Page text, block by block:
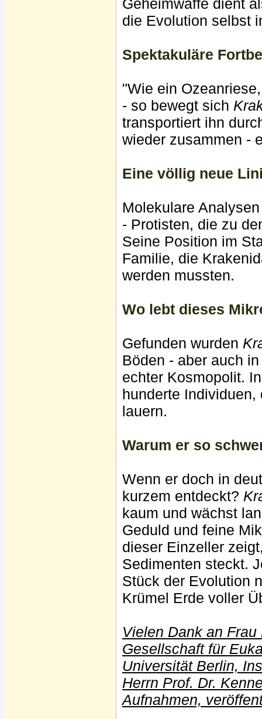
Geheimwaffe dient
die Evolution selbst
Spektakuläre
"Wie ein
- so bewegt sich
transportiert ihn
wieder zusammen -
Eine völlig neue
Molekulare
- Protisten, die zu
Seine Position im
Familie, die
werden mussten.
Wo lebt dieses
Gefunden wurden
Böden - aber auch
echter Kosmopolit.
hunderte
lauern.
Warum er so
Wenn er doch in
kurzem entdeckt?
kaum und wächst
Geduld und feine
dieser Einzeller
Sedimenten steckt.
Stück der Evolution
Krümel Erde voller
Vielen Dank an
Gesellschaft für
Universität Berlin,
Herrn Prof. Dr.
Aufnahmen,